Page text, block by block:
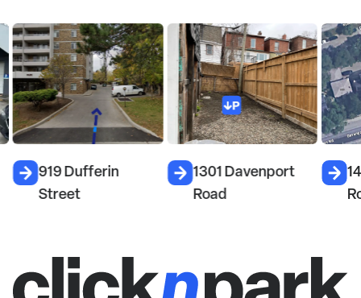
919 Dufferin
Street
1301 Davenport
Road